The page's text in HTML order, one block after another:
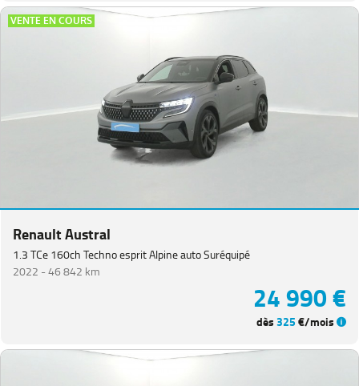
VENTE EN COURS
Renault Austral
1.3 TCe 160ch Techno esprit Alpine auto Suréquipé
2022 -46 842 km
24 990 €
dès325€/mois